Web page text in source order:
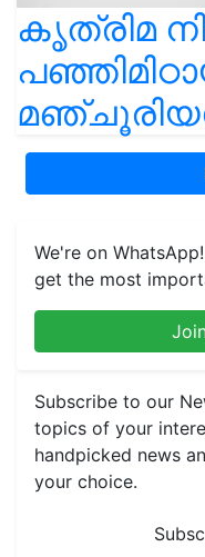
കൃത്രിമ
We're on
get the most
Subscribe to our
topics of your
handpicked news
your choice.